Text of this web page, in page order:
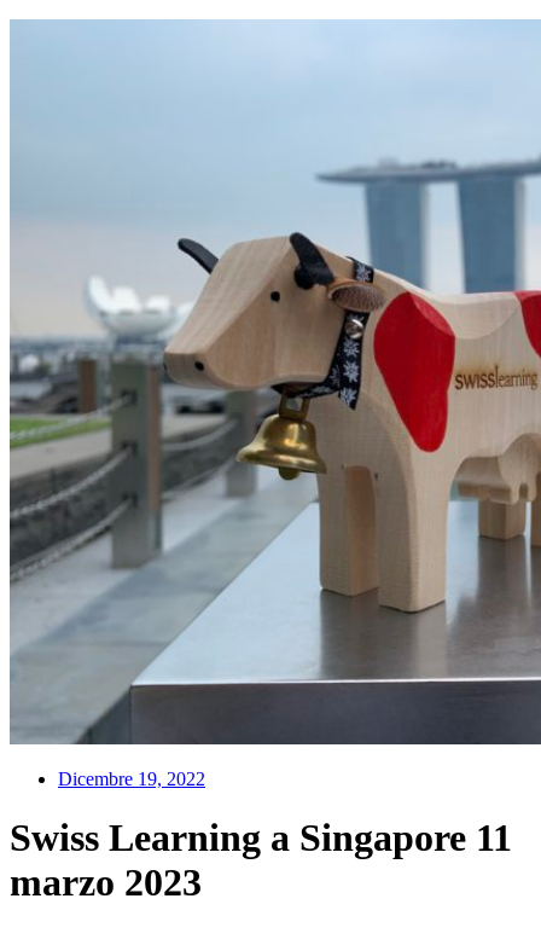
Dicembre 19, 2022
Swiss Learning a Singapore 11
marzo 2023